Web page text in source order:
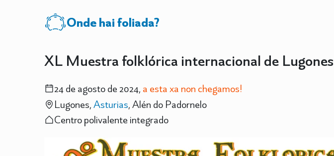
Onde hai foliada?
XL Muestra folklórica internacional de Lugones
24 de agosto de 2024, a esta xa non chegamos!
Lugones,Asturias, Alén do Padornelo
Centro polivalente integrado